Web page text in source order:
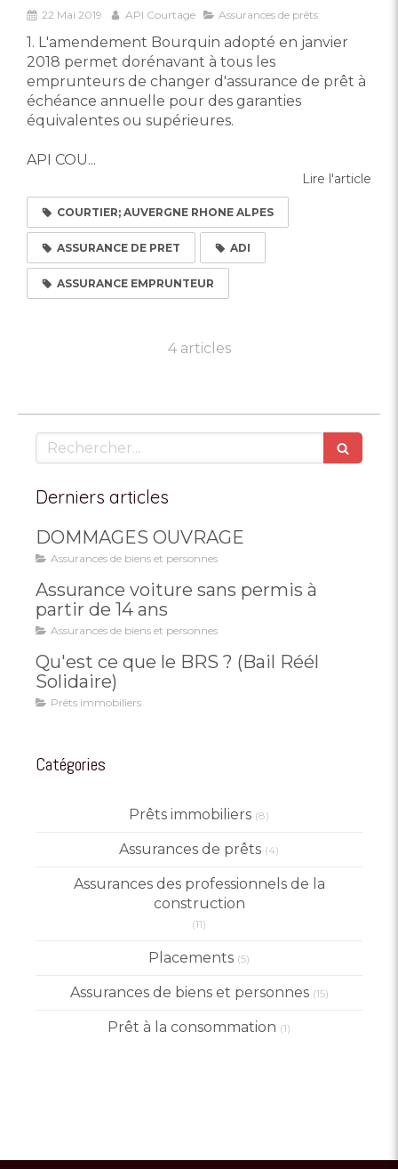
22 Mai 2019 API Courtage Assurances de prêts
1. L'amendement Bourquin adopté en janvier
2018 permet dorénavant à tous les
emprunteurs de changer d'assurance de prêt à
échéance annuelle pour des garanties
équivalentes ou supérieures.
API COU...
Lire l'article
COURTIER; AUVERGNE RHONE ALPES
ASSURANCE DE PRET ADI
ASSURANCE EMPRUNTEUR
4 articles
Rechercher
Derniers articles
DOMMAGES OUVRAGE
Assurances de biens et personnes
Assurance voiture sans permis à
partir de 14 ans
Assurances de biens et personnes
Qu'est ce que le BRS ? (Bail Réél
Solidaire)
Prêts immobiliers
Catégories
Prêts immobiliers (8)
Assurances de prêts (4)
Assurances des professionnels de la
construction
(11)
Placements (5)
Assurances de biens et personnes (15)
Prêt à la consommation (1)